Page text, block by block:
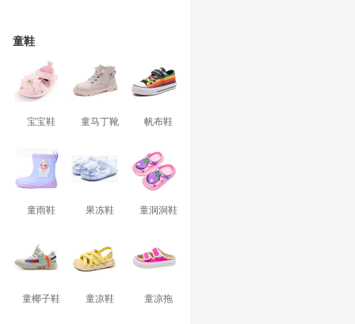
童鞋
宝宝鞋 童马丁靴 帆布鞋
童雨鞋 果冻鞋 童洞洞鞋
童椰子鞋 童凉鞋 童凉拖